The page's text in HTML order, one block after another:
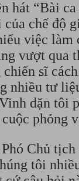
hát “Bài
chế độ
việc làm
vượt qua
sĩ
nhiều tư
dặn tôi
phỏng
Chủ
tôi